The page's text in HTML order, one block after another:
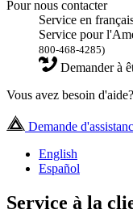
Pour nous contacter
Service en
Service pour
800-468-4285)
Demander à
Vous avez besoin d'aide?
Demande
English
Español
Service à la